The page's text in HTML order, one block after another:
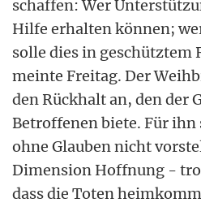
schaffen: Wer
Hilfe erhalten können;
solle dies in geschütztem
meinte Freitag. Der
den Rückhalt an, den der
Betroffenen biete. Für ihn
ohne Glauben nicht
Dimension Hoffnung -
dass die Toten